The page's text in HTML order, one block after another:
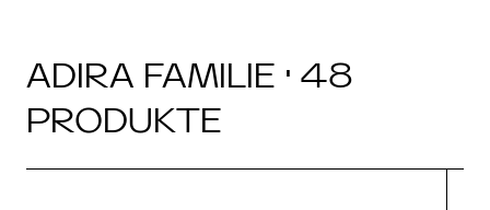
ADIRA FAMILIE · 48
PRODUKTE